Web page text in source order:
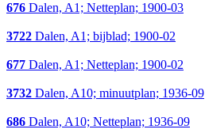
676 Dalen, A1; Netteplan; 1900-03
3722 Dalen, A1; bijblad; 1900-02
677 Dalen, A1; Netteplan; 1900-02
3732 Dalen, A10; minuutplan; 1936-09
686 Dalen, A10; Netteplan; 1936-09